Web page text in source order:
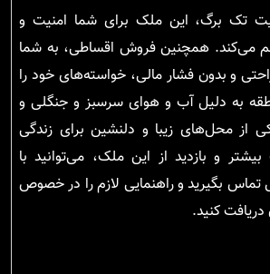
تک برگ، این ملک برای شما امنیت و
می‌کند. همچنین فروش اقساطی، به شما
و بدون فشار مالی، خواسته‌های خود را
به دلیل آب و هوای سرسبز و جنگلی و
از محل‌های زیبا و دلنشین برای زندگی
و بازدید از این ملک، می‌توانید با
تماس بگیرید و راهنمایی لازم را در خصوص
کنید.